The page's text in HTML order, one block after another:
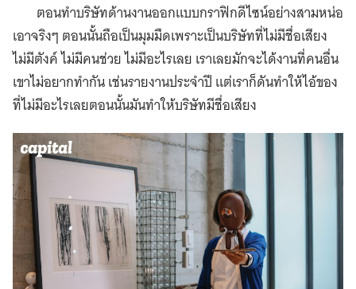
ตอนทำบริษัทด้านงานออกแบบกราฟิกดีไซน์อย่างสามหน่อ
เอาจริงๆ ตอนนั้นถือเป็นมุมมืดเพราะเป็นบริษัทที่ไม่มีชื่อเสียง
ไม่มีตังค์ ไม่มีคนช่วย ไม่มีอะไรเลย เราเลยมักจะได้งานที่คนอื่น
เขาไม่อยากทำกัน เช่นรายงานประจำปี แต่เราก็ดันทำให้ไอ้ของ
ที่ไม่มีอะไรเลยตอนนั้นมันทำให้บริษัทมีชื่อเสียง